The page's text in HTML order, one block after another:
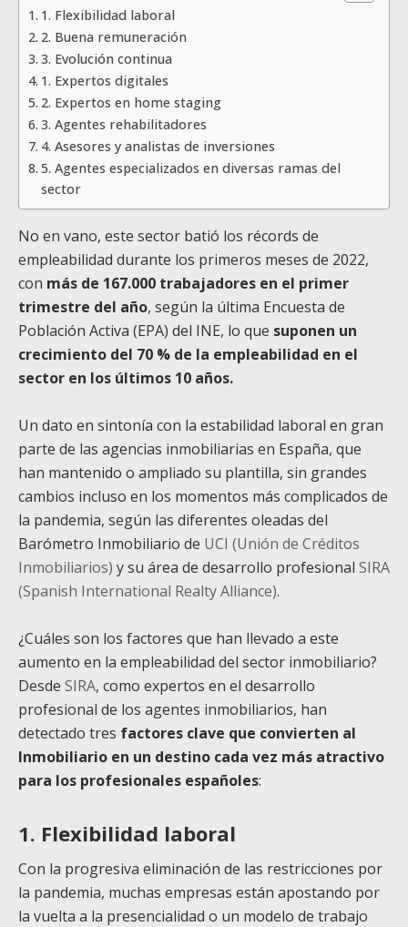
1. Flexibilidad laboral
2. Buena remuneración
3. Evolución continua
1. Expertos digitales
2. Expertos en home staging
3. Agentes rehabilitadores
4. Asesores y analistas de inversiones
5. Agentes especializados en diversas ramas del
sector
No en vano, este sector batió los récords de
empleabilidad durante los primeros meses de 2022,
con más de 167.000 trabajadores en el primer
trimestre del año, según la última Encuesta de
Población Activa (EPA) del INE, lo que suponen un
crecimiento del 70 % de la empleabilidad en el
sector en los últimos 10 años.
Un dato en sintonía con la estabilidad laboral en gran
parte de las agencias inmobiliarias en España, que
han mantenido o ampliado su plantilla, sin grandes
cambios incluso en los momentos más complicados de
la pandemia, según las diferentes oleadas del
Barómetro Inmobiliario de UCI (Unión de Créditos
Inmobiliarios) y su área de desarrollo profesional SIRA
(Spanish International Realty Alliance).
¿Cuáles son los factores que han llevado a este
aumento en la empleabilidad del sector inmobiliario?
Desde SIRA, como expertos en el desarrollo
profesional de los agentes inmobiliarios, han
detectado tres factores clave que convierten al
Inmobiliario en un destino cada vez más atractivo
para los profesionales españoles:
1. Flexibilidad laboral
Con la progresiva eliminación de las restricciones por
la pandemia, muchas empresas están apostando por
la vuelta a la presencialidad o un modelo de trabajo